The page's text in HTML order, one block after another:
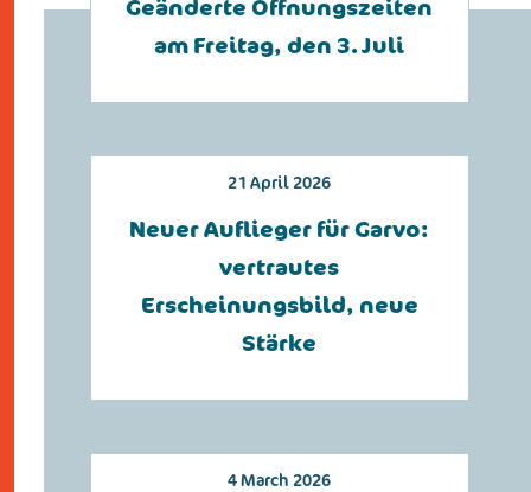
Geänderte Öffnungszeiten
am Freitag, den 3. Juli
21 April 2026
Neuer Auflieger für Garvo:
vertrautes
Erscheinungsbild, neue
Stärke
4 March 2026